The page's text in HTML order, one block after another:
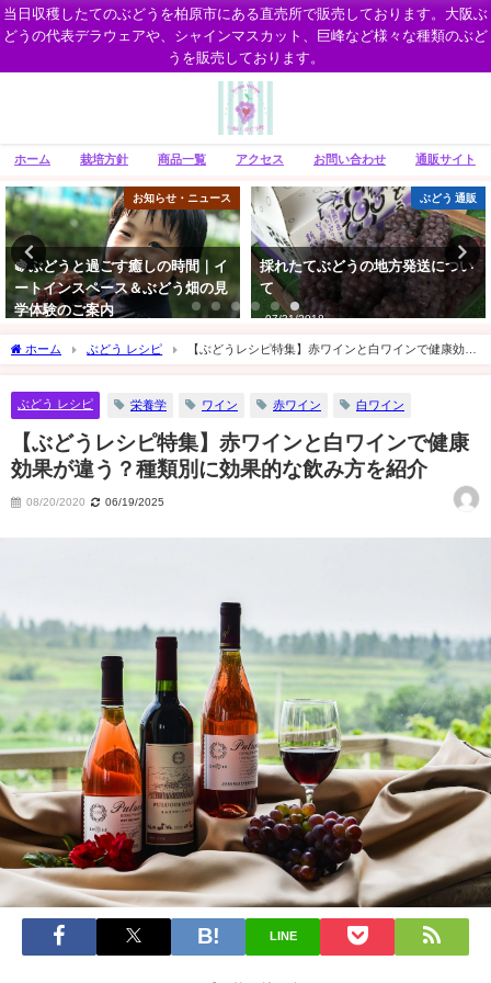
当日収穫したてのぶどうを柏原市にある直売所で販売しております。大阪ぶ
どうの代表デラウェアや、シャインマスカット、巨峰など様々な種類のぶど
うを販売しております。
ホーム 栽培方針 商品一覧 アクセス お問い合わせ 通販サイト
ぶどう 通販
採れたてぶどうの地方発送につい
て
07/31/2018
お知らせ・ニュース
いぬいぶどう園のインスタグラム
06/25/2025
ホーム ぶどう レシピ
【ぶどうレシピ特集】赤ワインと白ワインで健康効果
ぶどう レシピ 栄養学 ワイン 赤ワイン 白ワイン
【ぶどうレシピ特集】赤ワインと白ワインで健康
効果が違う？種類別に効果的な飲み方を紹介
08/20/2020 06/19/2025
LINE